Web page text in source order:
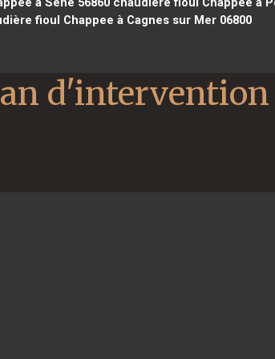
fioul Chappee à Cagnes sur Mer 06800
d'intervention